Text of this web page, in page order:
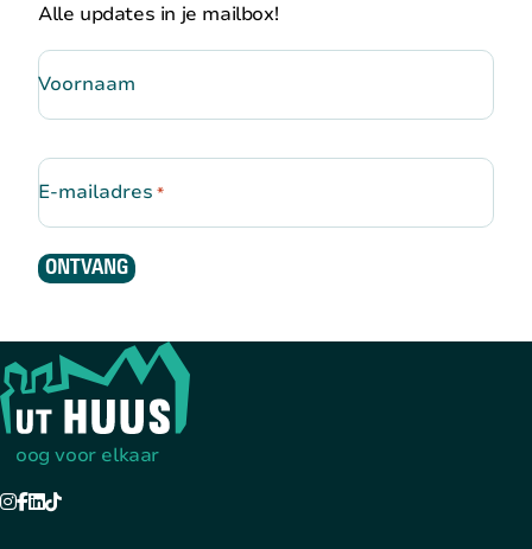
Alle updates in je mailbox!
Voornaam
E-mailadres *
ONTVANG
Terug naar de startpagina
oog voor elkaar
Instagram
Facebook
LinkedIn
TikTok
YouTube